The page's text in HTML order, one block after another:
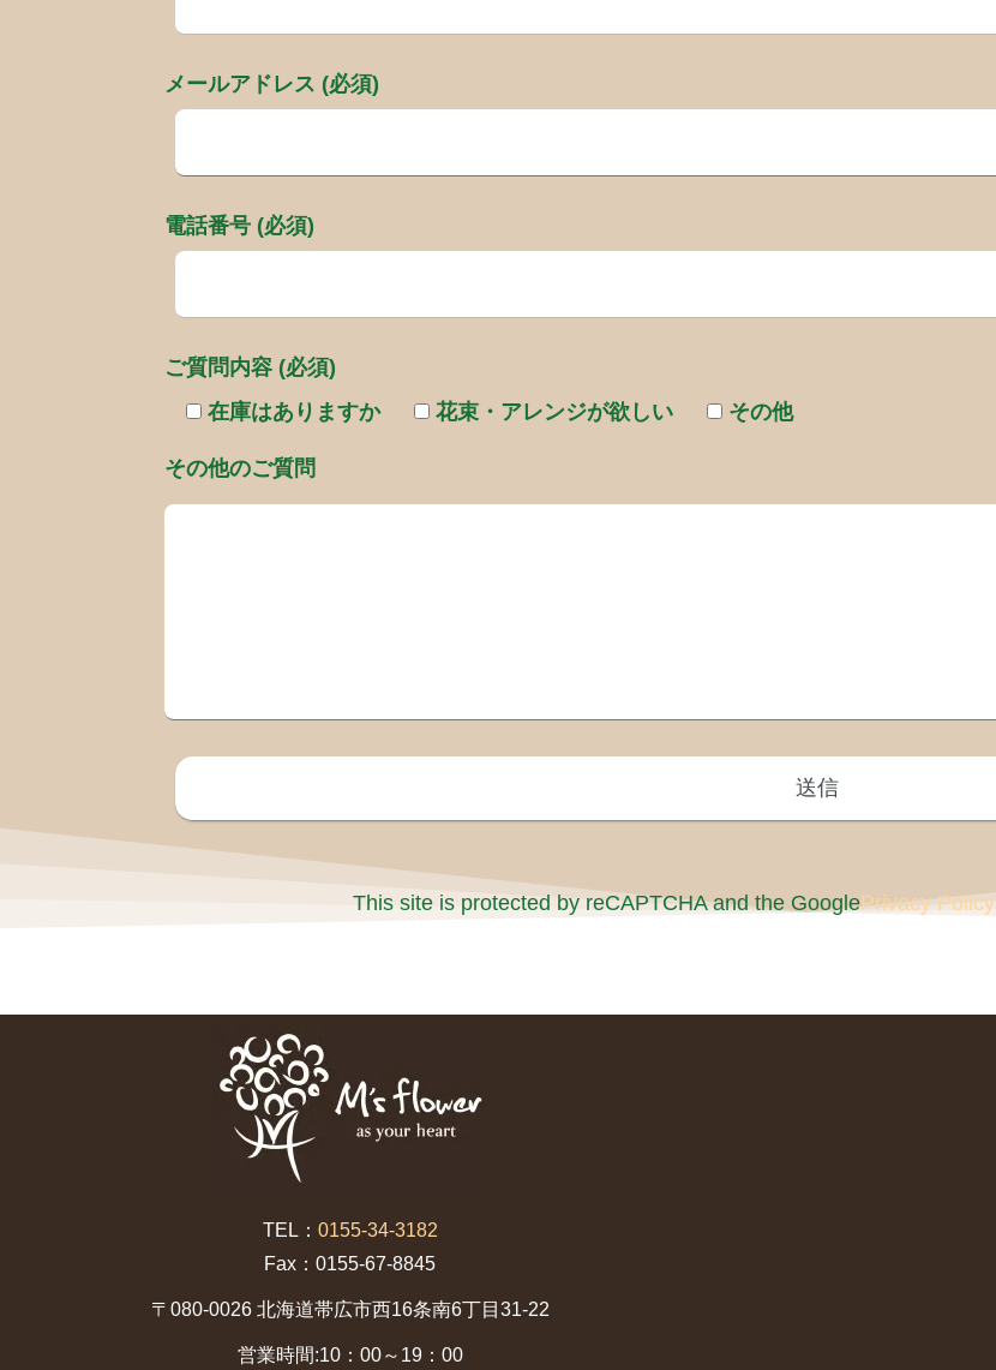
メールアドレス (必須)
電話番号 (必須)
ご質問内容 (必須)
在庫はありますか
花束・アレンジが欲しい その他
その他のご質問
This site is protected by reCAPTCHA and the GooglePrivacy Policy
TEL： 0155-34-3182
Fax：0155-67-8845
〒080-0026 北海道帯広市西16条南6丁目31-22
営業時間:10：00～19：00